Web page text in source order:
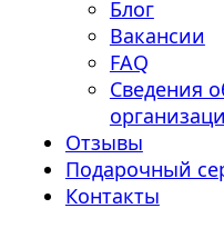
Блог
Вакансии
FAQ
Сведения
Отзывы
Подарочный
Контакты